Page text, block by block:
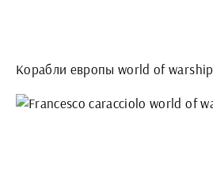
Корабли европы world of